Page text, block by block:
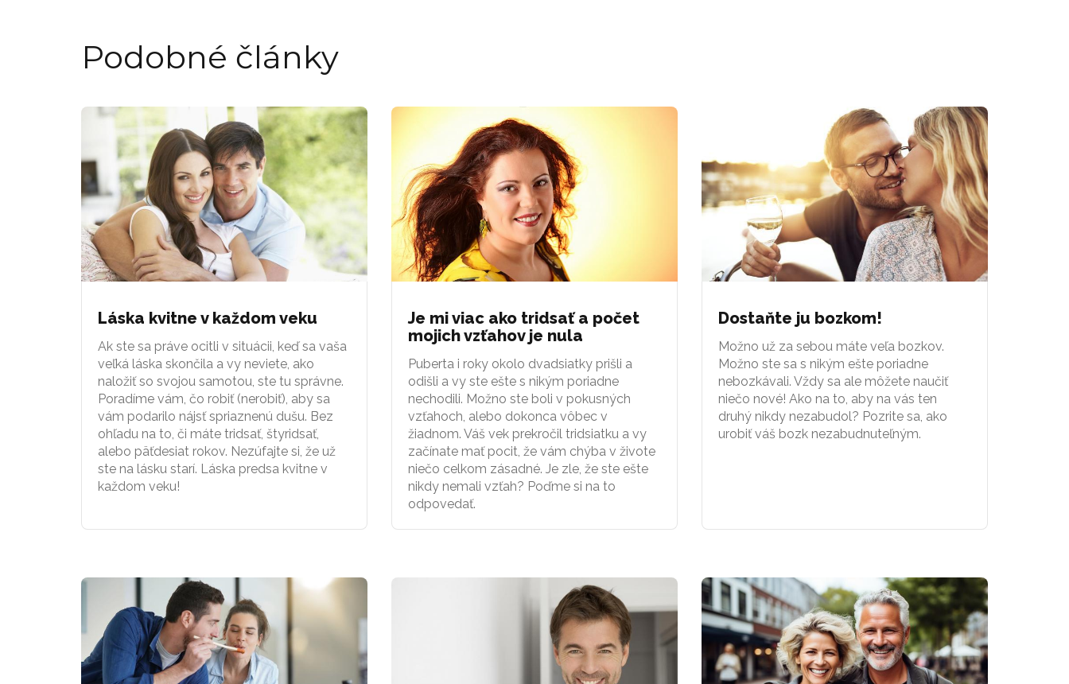
Podobné články
Láska kvitne v každom veku
Ak ste sa práve ocitli v situácii, keď sa vaša
veľká láska skončila a vy neviete, ako
naložiť so svojou samotou, ste tu správne.
Poradíme vám, čo robiť (nerobiť), aby sa
vám podarilo nájsť spriaznenú dušu. Bez
ohľadu na to, či máte tridsať, štyridsať,
alebo päťdesiat rokov. Nezúfajte si, že už
ste na lásku starí. Láska predsa kvitne v
každom veku!
Je mi viac ako tridsať a počet
mojich vzťahov je nula
Puberta i roky okolo dvadsiatky prišli a
odišli a vy ste ešte s nikým poriadne
nechodili. Možno ste boli v pokusných
vzťahoch, alebo dokonca vôbec v
žiadnom. Váš vek prekročil tridsiatku a vy
začínate mať pocit, že vám chýba v živote
niečo celkom zásadné. Je zle, že ste ešte
nikdy nemali vzťah? Poďme si na to
odpovedať.
Dostaňte ju bozkom!
Možno už za sebou máte veľa bozkov.
Možno ste sa s nikým ešte poriadne
nebozkávali. Vždy sa ale môžete naučiť
niečo nové! Ako na to, aby na vás ten
druhý nikdy nezabudol? Pozrite sa, ako
urobiť váš bozk nezabudnuteľným.